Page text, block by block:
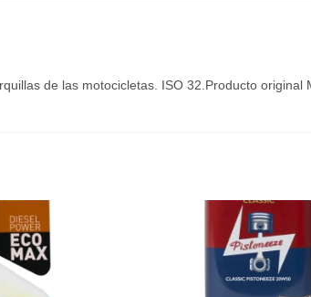
de las motocicletas. ISO 32.Producto original